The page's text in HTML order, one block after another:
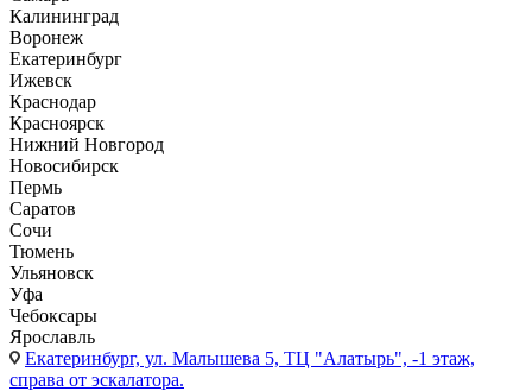
Калининград
Воронеж
Екатеринбург
Ижевск
Краснодар
Красноярск
Нижний Новгород
Новосибирск
Пермь
Саратов
Сочи
Тюмень
Ульяновск
Уфа
Чебоксары
Ярославль
Екатеринбург, ул. Малышева 5, ТЦ "Алатырь", -1 этаж,
справа от эскалатора.